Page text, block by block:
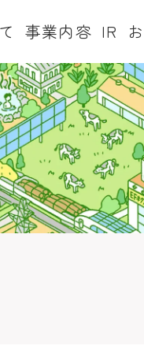
社概要 アクセス
事業内容
グリーンリサイ
IR
株式情報
株式情報
電子公告
IRカレン
よくあ
IRポリシ